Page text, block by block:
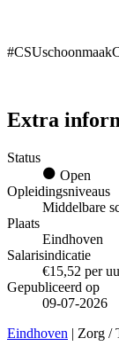
Extra
Status
Open
Opleidingsniveaus
Middelbare
Plaats
Eindhoven
Salarisindicatie
€15,52 per
Gepubliceerd op
09-07-2026
Eindhoven | Zorg /